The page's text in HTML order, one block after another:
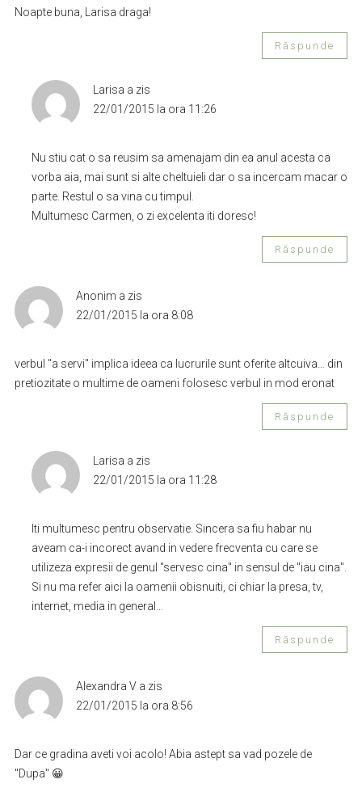
Noapte buna, Larisa draga!
Răspunde
Larisa a zis
22/01/2015 la ora 11:26
Nu stiu cat o sa reusim sa amenajam din ea anul acesta ca
vorba aia, mai sunt si alte cheltuieli dar o sa incercam macar o
parte. Restul o sa vina cu timpul.
Multumesc Carmen, o zi excelenta iti doresc!
Răspunde
Anonim a zis
22/01/2015 la ora 8:08
verbul "a servi" implica ideea ca lucrurile sunt oferite altcuiva… din
pretiozitate o multime de oameni folosesc verbul in mod eronat
Răspunde
Larisa a zis
22/01/2015 la ora 11:28
Iti multumesc pentru observatie. Sincera sa fiu habar nu
aveam ca-i incorect avand in vedere frecventa cu care se
utilizeza expresii de genul "servesc cina" in sensul de "iau cina".
Si nu ma refer aici la oamenii obisnuiti, ci chiar la presa, tv,
internet, media in general…
Răspunde
Alexandra V a zis
22/01/2015 la ora 8:56
Dar ce gradina aveti voi acolo! Abia astept sa vad pozele de
"Dupa" 😀